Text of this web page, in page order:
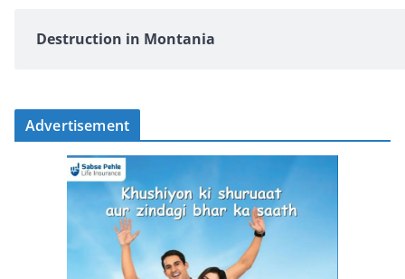
Destruction in Montania
Advertisement